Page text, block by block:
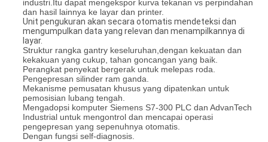
industri.Itu dapat mengekspor kurva tekanan vs perpindahan
dan hasil lainnya ke layar dan printer.
Unit pengukuran akan secara otomatis mendeteksi dan
mengumpulkan data yang relevan dan menampilkannya di
layar.
Struktur rangka gantry keseluruhan,dengan kekuatan dan
kekakuan yang cukup, tahan goncangan yang baik.
Perangkat penyekat bergerak untuk melepas roda.
Pengepresan silinder ram ganda.
Mekanisme pemusatan khusus yang dipatenkan untuk
pemosisian lubang tengah.
Mengadopsi komputer Siemens S7-300 PLC dan AdvanTech
Industrial untuk mengontrol dan mencapai operasi
pengepresan yang sepenuhnya otomatis.
Dengan fungsi self-diagnosis.